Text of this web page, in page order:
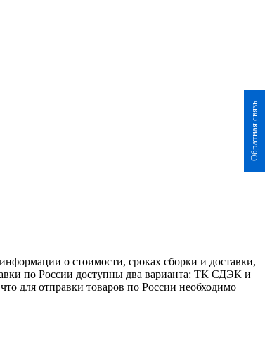
Обратная связь
о стоимости, сроках сборки и доставки,
по России доступны два варианта: ТК СДЭК и
для отправки товаров по России необходимо